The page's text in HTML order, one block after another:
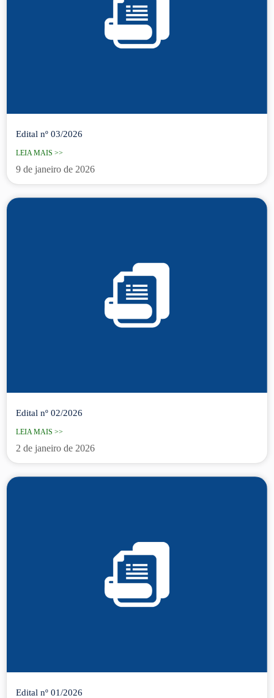
Edital nº 03/2026
LEIA MAIS >>
9 de janeiro de 2026
Edital nº 02/2026
LEIA MAIS >>
2 de janeiro de 2026
Edital nº 01/2026